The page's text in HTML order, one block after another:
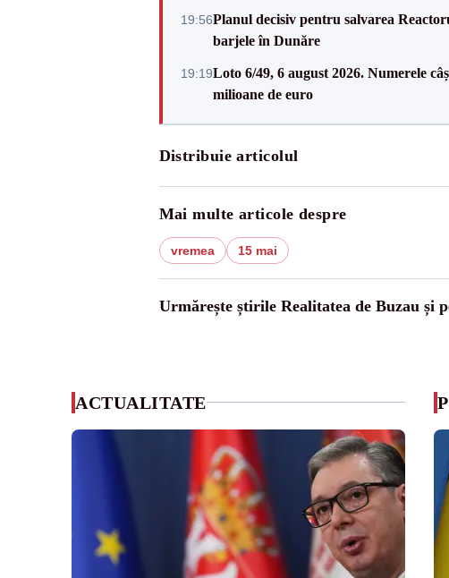
19:56Planul decisiv pentru salvarea
barjele în Dunăre
19:19Loto 6/49, 6 august 2026. Numerele
milioane de euro
Distribuie articolul
Mai multe articole despre
vremea 15 mai
Urmărește știrile Realitatea de Buzau și
ACTUALITATE